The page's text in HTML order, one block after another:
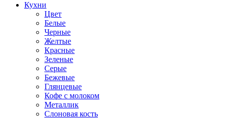
Кухни
Цвет
Белые
Черные
Желтые
Красные
Зеленые
Серые
Бежевые
Глянцевые
Кофе с молоком
Металлик
Слоновая кость